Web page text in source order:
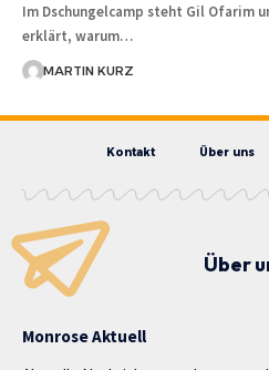
Im Dschungelcamp steht Gil Ofarim
erklärt, warum…
MARTIN KURZ
Kontakt Über uns
Über
Monrose Aktuell